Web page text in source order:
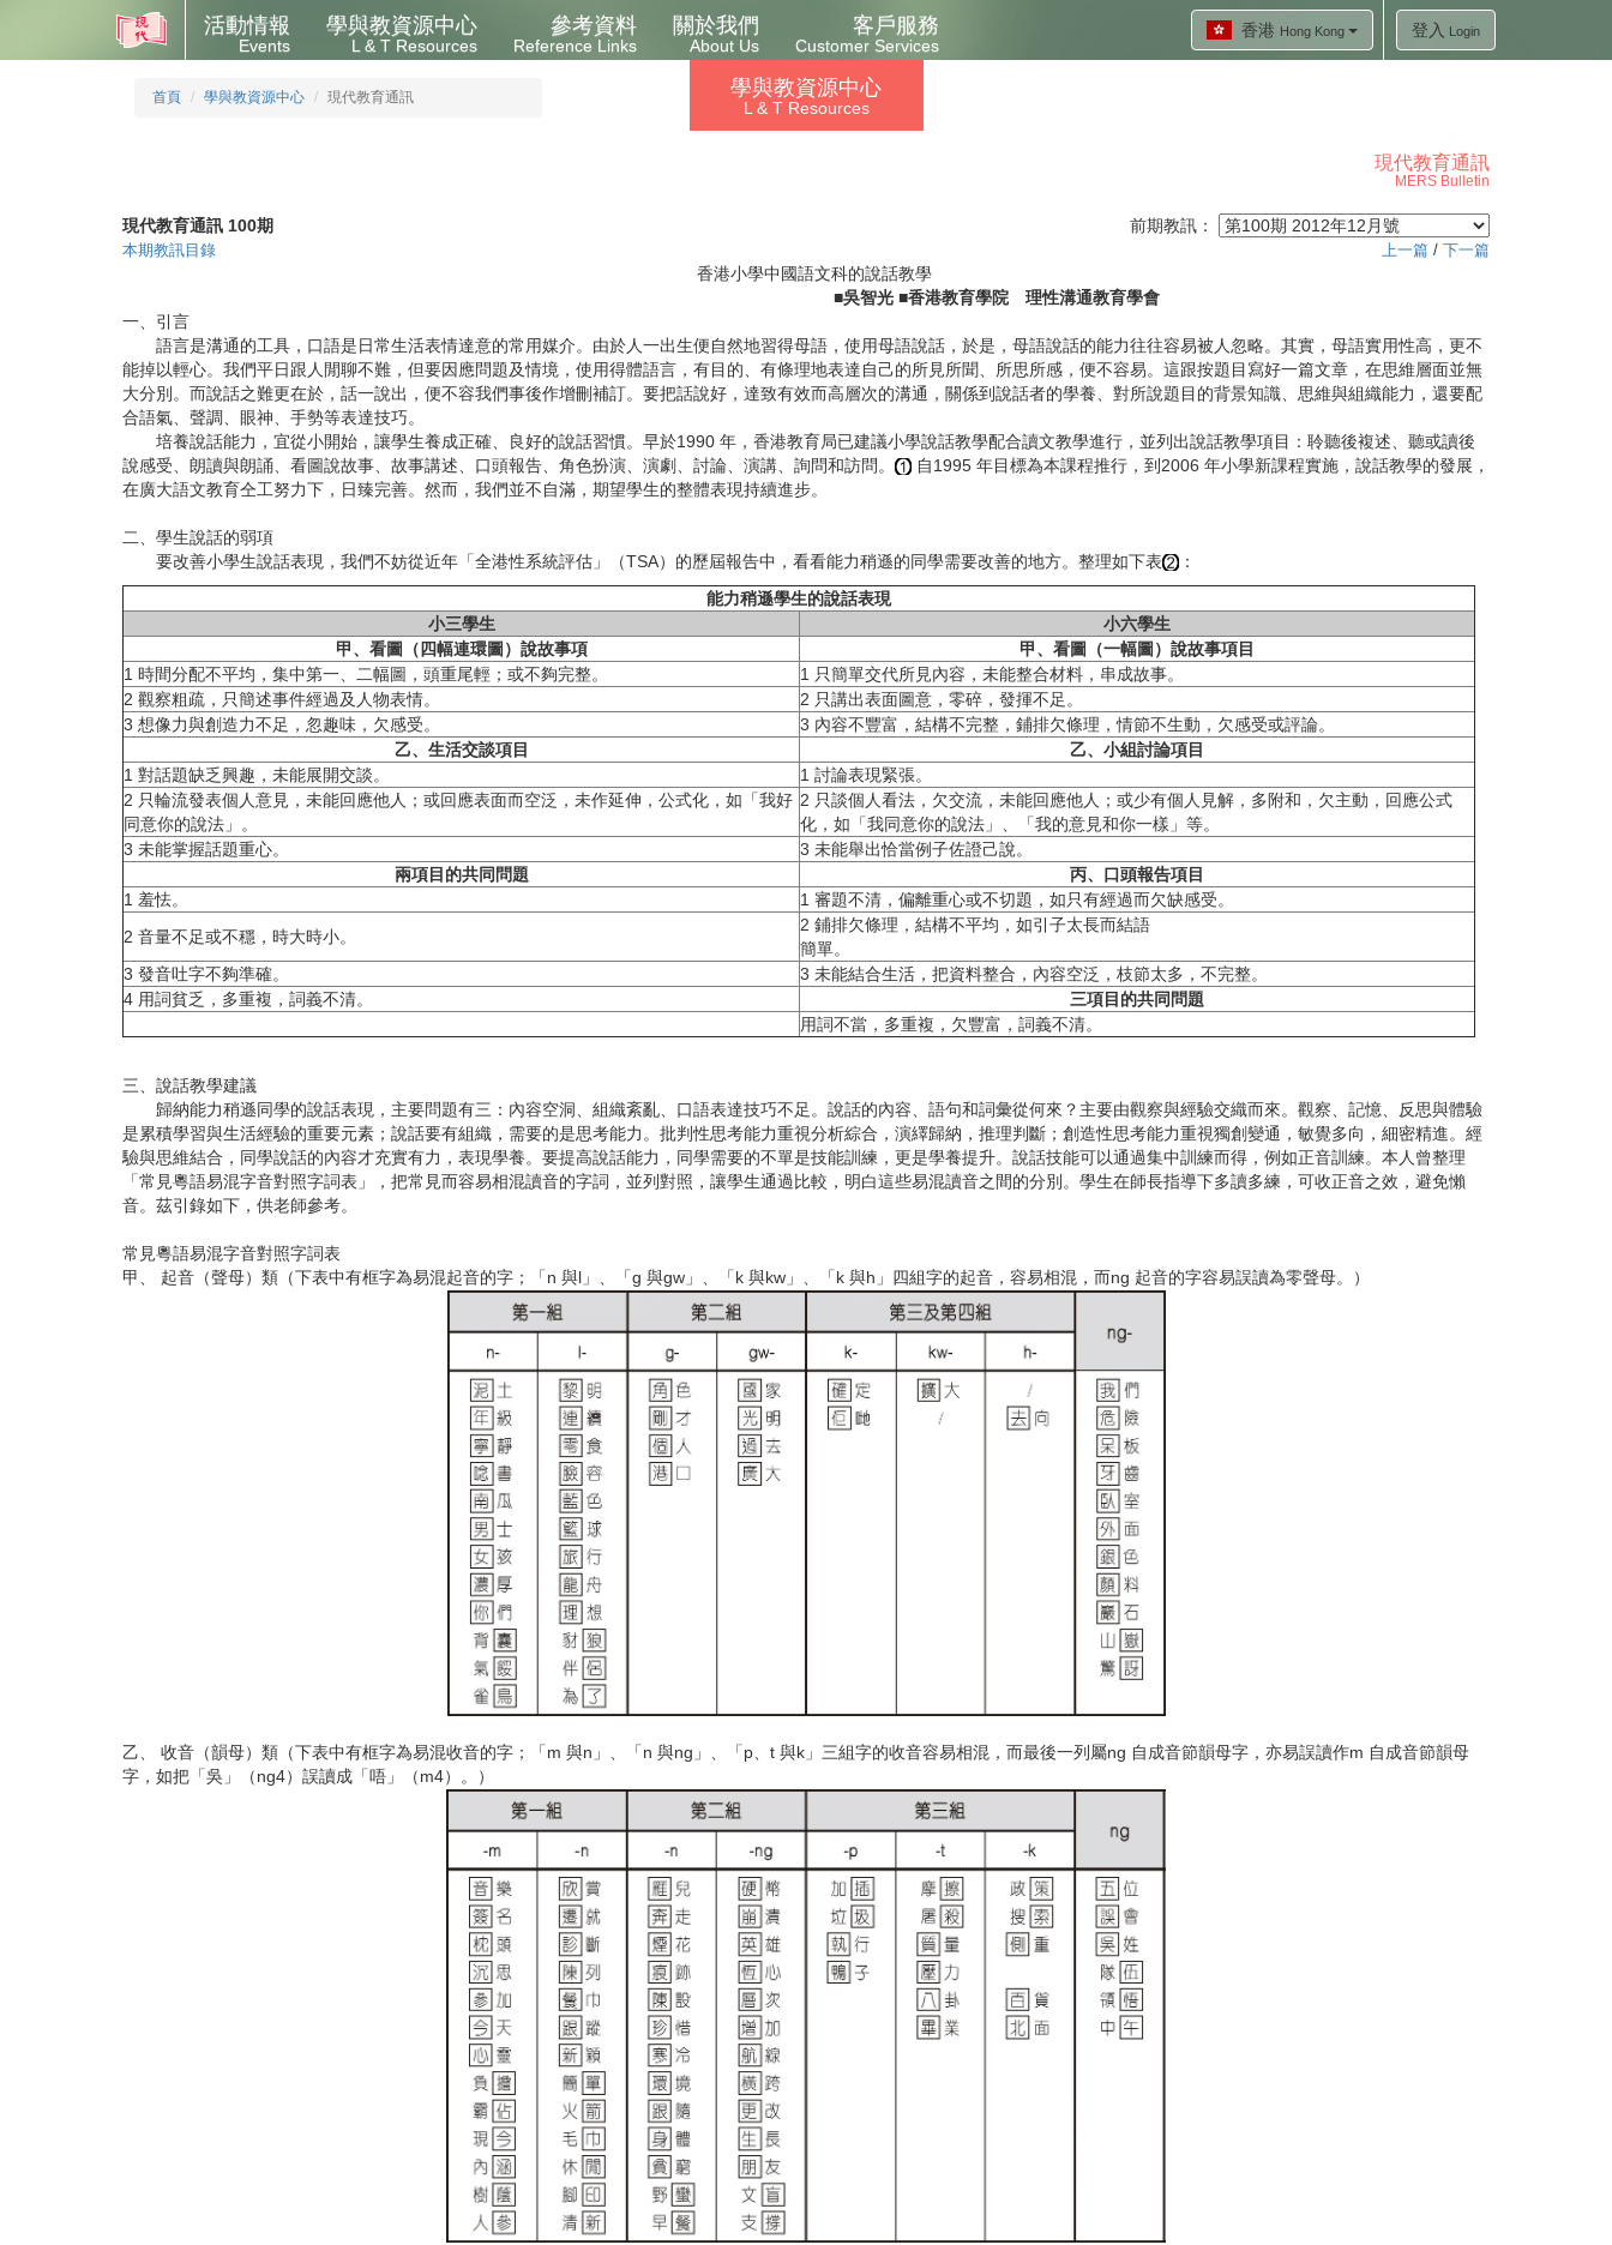
香港 Hong Kong 登入 Login
活動情報
Events
學與教資源中心
L & T Resources
參考資料
Reference Links
關於我們
About Us
客戶服務
Customer Services
首頁 學與教資源中心 現代教育通訊 學與教資源中心
L & T Resources
現代教育通訊
MERS Bulletin
現代教育通訊 100期 前期教訊：
本期教訊目錄 上一篇 / 下一篇
香港小學中國語文科的說話教學
■吳智光 ■香港教育學院 理性溝通教育學會
一、引言
語言是溝通的工具，口語是日常生活表情達意的常用媒介。由於人一出生便自然地習得母語，使用母語說話，於是，母語說話的能力往往容易被人忽略。其實，母語實用性高，更不
能掉以輕心。我們平日跟人閒聊不難，但要因應問題及情境，使用得體語言，有目的、有條理地表達自己的所見所聞、所思所感，便不容易。這跟按題目寫好一篇文章，在思維層面並無
大分別。而說話之難更在於，話一說出，便不容我們事後作增刪補訂。要把話說好，達致有效而高層次的溝通，關係到說話者的學養、對所說題目的背景知識、思維與組織能力，還要配
合語氣、聲調、眼神、手勢等表達技巧。
培養說話能力，宜從小開始，讓學生養成正確、良好的說話習慣。早於1990 年，香港教育局已建議小學說話教學配合讀文教學進行，並列出說話教學項目：聆聽後複述、聽或讀後
說感受、朗讀與朗誦、看圖說故事、故事講述、口頭報告、角色扮演、演劇、討論、演講、詢問和訪問。
自1995 年目標為本課程推行，到2006 年小學新課程實施，說話教學的發展，
在廣大語文教育仝工努力下，日臻完善。然而，我們並不自滿，期望學生的整體表現持續進步。
二、學生說話的弱項
要改善小學生說話表現，我們不妨從近年「全港性系統評估」（TSA）的歷屆報告中，看看能力稍遜的同學需要改善的地方。整理如下表
：
能力稍遜學生的說話表現
小三學生
小六學生
甲、看圖（四幅連環圖）說故事項
甲、看圖（一幅圖）說故事項目
1 時間分配不平均，集中第一、二幅圖，頭重尾輕；或不夠完整。
1 只簡單交代所見內容，未能整合材料，串成故事。
2 觀察粗疏，只簡述事件經過及人物表情。
2 只講出表面圖意，零碎，發揮不足。
3 想像力與創造力不足，忽趣味，欠感受。
3 內容不豐富，結構不完整，鋪排欠條理，情節不生動，欠感受或評論。
乙、生活交談項目
乙、小組討論項目
1 對話題缺乏興趣，未能展開交談。
1 討論表現緊張。
2 只輪流發表個人意見，未能回應他人；或回應表面而空泛，未作延伸，公式化，如「我好
同意你的說法」。
2 只談個人看法，欠交流，未能回應他人；或少有個人見解，多附和，欠主動，回應公式
化，如「我同意你的說法」、「我的意見和你一樣」等。
3 未能掌握話題重心。
3 未能舉出恰當例子佐證己說。
兩項目的共同問題
丙、口頭報告項目
1 羞怯。
1 審題不清，偏離重心或不切題，如只有經過而欠缺感受。
2 音量不足或不穩，時大時小。
2 鋪排欠條理，結構不平均，如引子太長而結語
簡單。
3 發音吐字不夠準確。
3 未能結合生活，把資料整合，內容空泛，枝節太多，不完整。
4 用詞貧乏，多重複，詞義不清。
三項目的共同問題
用詞不當，多重複，欠豐富，詞義不清。
三、說話教學建議
歸納能力稍遜同學的說話表現，主要問題有三：內容空洞、組織紊亂、口語表達技巧不足。說話的內容、語句和詞彙從何來？主要由觀察與經驗交織而來。觀察、記憶、反思與體驗
是累積學習與生活經驗的重要元素；說話要有組織，需要的是思考能力。批判性思考能力重視分析綜合，演繹歸納，推理判斷；創造性思考能力重視獨創變通，敏覺多向，細密精進。經
驗與思維結合，同學說話的內容才充實有力，表現學養。要提高說話能力，同學需要的不單是技能訓練，更是學養提升。說話技能可以通過集中訓練而得，例如正音訓練。本人曾整理
「常見粵語易混字音對照字詞表」，把常見而容易相混讀音的字詞，並列對照，讓學生通過比較，明白這些易混讀音之間的分別。學生在師長指導下多讀多練，可收正音之效，避免懶
音。茲引錄如下，供老師參考。
常見粵語易混字音對照字詞表
甲、 起音（聲母）類（下表中有框字為易混起音的字；「n 與l」、「g 與gw」、「k 與kw」、「k 與h」四組字的起音，容易相混，而ng 起音的字容易誤讀為零聲母。）
乙、 收音（韻母）類（下表中有框字為易混收音的字；「m 與n」、「n 與ng」、「p、t 與k」三組字的收音容易相混，而最後一列屬ng 自成音節韻母字，亦易誤讀作m 自成音節韻母
字，如把「吳」（ng4）誤讀成「唔」（m4）。）